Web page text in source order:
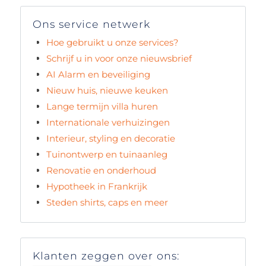
Ons service netwerk
Hoe gebruikt u onze services?
Schrijf u in voor onze nieuwsbrief
AI Alarm en beveiliging
Nieuw huis, nieuwe keuken
Lange termijn villa huren
Internationale verhuizingen
Interieur, styling en decoratie
Tuinontwerp en tuinaanleg
Renovatie en onderhoud
Hypotheek in Frankrijk
Steden shirts, caps en meer
Klanten zeggen over ons: